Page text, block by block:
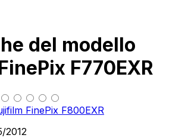
del modello
F770EXR
FinePix F800EXR
2012